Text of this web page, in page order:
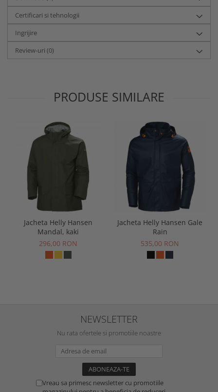
Certificari si tehnologii
Ingrijire
Review-uri (0)
PRODUSE SIMILARE
Jacheta Helly Hansen
Mandal, kaki
296,00 RON
Jacheta Helly Hansen Gale
Rain
535,00 RON
NEWSLETTER
Nu rata ofertele si promotiile noastre
Vreau sa primesc newsletter cu promotiile